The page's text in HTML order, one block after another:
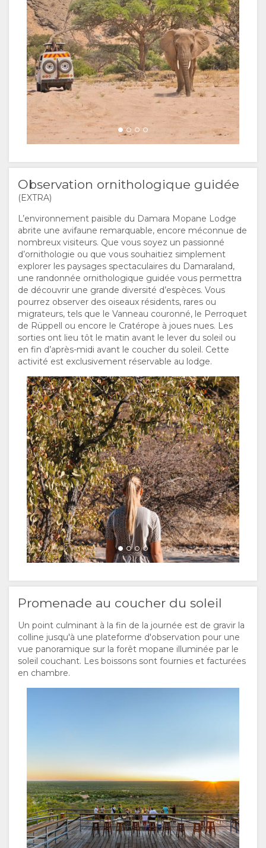
Observation ornithologique guidée
(EXTRA)
L’environnement paisible du Damara Mopane Lodge
abrite une avifaune remarquable, encore méconnue de
nombreux visiteurs. Que vous soyez un passionné
d’ornithologie ou que vous souhaitiez simplement
explorer les paysages spectaculaires du Damaraland,
une randonnée ornithologique guidée vous permettra
de découvrir une grande diversité d’espèces. Vous
pourrez observer des oiseaux résidents, rares ou
migrateurs, tels que le Vanneau couronné, le Perroquet
de Rüppell ou encore le Cratérope à joues nues. Les
sorties ont lieu tôt le matin avant le lever du soleil ou
en fin d’après-midi avant le coucher du soleil. Cette
activité est exclusivement réservable au lodge.
Promenade au coucher du soleil
Un point culminant à la fin de la journée est de gravir la
colline jusqu'à une plateforme d'observation pour une
vue panoramique sur la forêt mopane illuminée par le
soleil couchant. Les boissons sont fournies et facturées
en chambre.